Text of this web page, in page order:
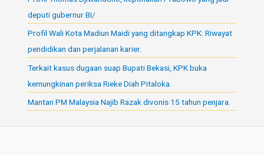
deputi gubernur BI/
Profil Wali Kota Madiun Maidi yang ditangkap KPK: Riwayat
pendidikan dan perjalanan karier.
Terkait kasus dugaan suap Bupati Bekasi, KPK buka
kemungkinan periksa Rieke Diah Pitaloka.
Mantan PM Malaysia Najib Razak divonis 15 tahun penjara.